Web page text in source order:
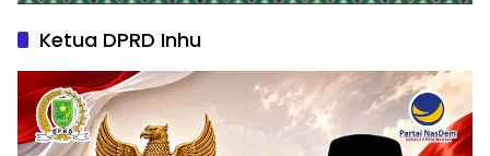
Ketua DPRD Inhu